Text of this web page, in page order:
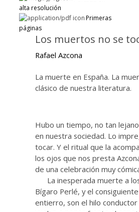
alta resolución
Primeras
páginas
Los muertos no se
Rafael Azcona
La muerte en España. La
clásico de nuestra literatura.
Hubo un tiempo, no tan
en nuestra sociedad. Lo
tocar. Y el ritual que la
los ojos que nos presta
de una celebración muy
La inesperada muerte a
Bígaro Perlé, y el
entierro, son el hilo